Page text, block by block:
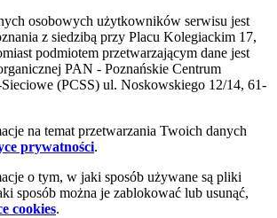
osobowych użytkowników serwisu jest
z siedzibą przy Placu Kolegiackim 17,
podmiotem przetwarzającym dane jest
PAN - Poznańskie Centrum
(PCSS) ul. Noskowskiego 12/14, 61-
na temat przetwarzania Twoich danych
prywatności.
o tym, w jaki sposób używane są pliki
sposób można je zablokować lub usunąć,
cookies.